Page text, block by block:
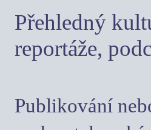
Přehledný
reportáže,
Publikování